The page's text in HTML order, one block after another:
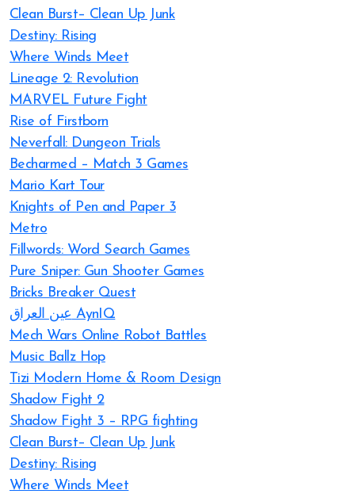
Clean Burst– Clean Up Junk
Destiny: Rising
Where Winds Meet
Lineage 2: Revolution
MARVEL Future Fight
Rise of Firstborn
Neverfall: Dungeon Trials
Becharmed – Match 3 Games
Mario Kart Tour
Knights of Pen and Paper 3
Metro
Fillwords: Word Search Games
Pure Sniper: Gun Shooter Games
Bricks Breaker Quest
عين العراق AynIQ
Mech Wars Online Robot Battles
Music Ballz Hop
Tizi Modern Home & Room Design
Shadow Fight 2
Shadow Fight 3 – RPG fighting
Clean Burst– Clean Up Junk
Destiny: Rising
Where Winds Meet